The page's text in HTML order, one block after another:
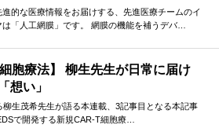
的な医療情報をお届けする、先進医療チームのイ
「人工網膜」です。 網膜の機能を補うデバ…
胞療法】 柳生先生が日常に届け
想い」
生茂希先生が語る本連載、3記事目となる本記事
で開発する新規CAR-T細胞療…